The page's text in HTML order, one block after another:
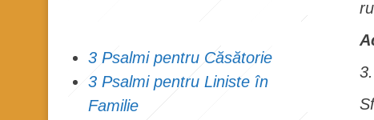
3 Psalmi pentru Căsătorie
3 Psalmi pentru Liniste în
Familie